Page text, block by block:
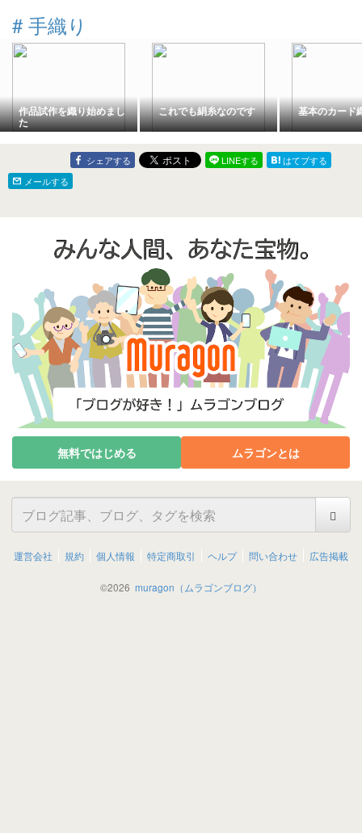
# 手織り
作品試作を織り始めまし
た
これでも絹糸なのです 基本のカード
シェアする LINEする
はてブする
メールする
無料ではじめる ムラゴンとは
運営会社 規約 個人情報 特定商取引 ヘルプ 問い合わせ 広告掲載
©2026 muragon（ムラゴンブログ）